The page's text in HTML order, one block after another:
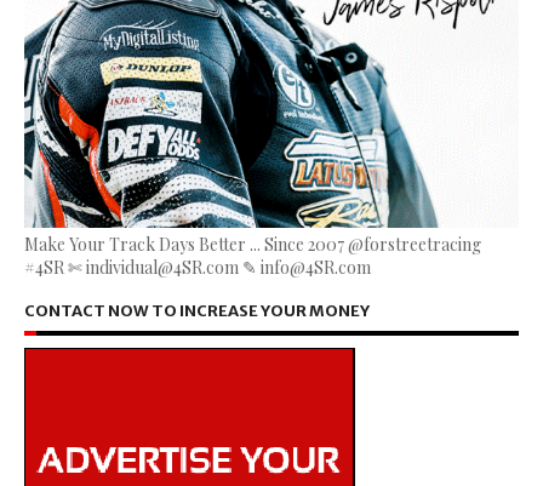
Make Your Track Days Better ... Since 2007 @forstreetracing
#4SR ✄ individual@4SR.com ✎ info@4SR.com
CONTACT NOW TO INCREASE YOUR MONEY